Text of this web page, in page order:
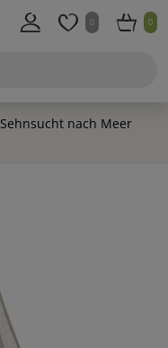
0 0
Sehnsucht nach Meer